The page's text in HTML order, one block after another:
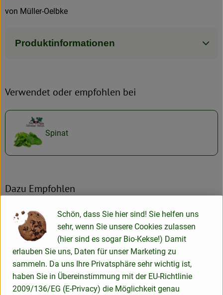
von Müller-Oelbke
Produktinformationen
Verwendet oder empfohlen bei
Spinat
Dazu Empfohlen
Eintopf Kartoffel-Lauch 400g
Magerquark
Schön, dass Sie hier sind! Sie helfen uns
sehr, wenn Sie unsere Cookies zulassen
(hier sind es sogar Bio-Kekse!) Damit
erlauben Sie uns, Daten für unser Marketing zu
sammeln. Da uns Ihre Privatsphäre sehr wichtig ist,
haben Sie in Übereinstimmung mit der EU-Richtlinie
2009/136/EG (E-Privacy) die Möglichkeit genau